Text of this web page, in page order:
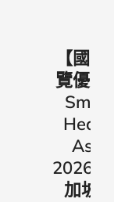
【國際
覽優惠
Smart
Asia
2026（
加坡